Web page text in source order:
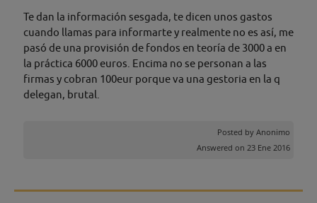
Te dan la información sesgada, te dicen unos gastos
cuando llamas para informarte y realmente no es así, me
pasó de una provisión de fondos en teoría de 3000 a en
la práctica 6000 euros. Encima no se personan a las
firmas y cobran 100eur porque va una gestoria en la q
delegan, brutal.
Posted by Anonimo
Answered on 23 Ene 2016